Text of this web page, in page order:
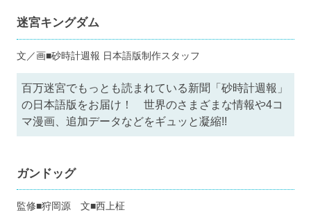
迷宮キングダム
文／画■砂時計週報 日本語版制作スタッフ
百万迷宮でもっとも読まれている新聞「砂時計週報」
の日本語版をお届け！ 世界のさまざまな情報や4コ
マ漫画、追加データなどをギュッと凝縮!!
ガンドッグ
監修■狩岡源 文■西上柾